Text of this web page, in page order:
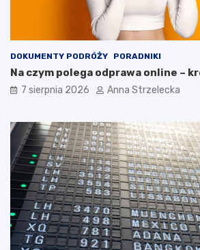
DOKUMENTY PODRÓŻY PORADNIKI
Na czym polega odprawa online –
7 sierpnia 2026 Anna Strzelecka